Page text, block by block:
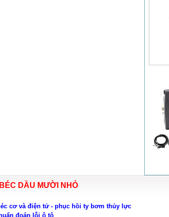
DẦU MƯỜI NHỎ
cơ và điện tử - phục hồi ty bơm thủy lực
đoán lỗi ô tô